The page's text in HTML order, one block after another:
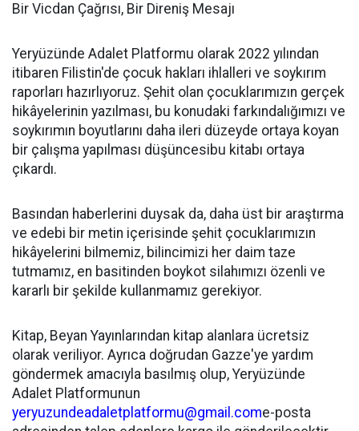
Bir Vicdan Çağrısı, Bir Direniş Mesajı
Yeryüzünde Adalet Platformu olarak 2022 yılından
itibaren Filistin'de çocuk hakları ihlalleri ve soykırım
raporları hazırlıyoruz. Şehit olan çocuklarımızın gerçek
hikâyelerinin yazılması, bu konudaki farkındalığımızı ve
soykırımın boyutlarını daha ileri düzeyde ortaya koyan
bir çalışma yapılması düşüncesibu kitabı ortaya
çıkardı.
Basından haberlerini duysak da, daha üst bir araştırma
ve edebi bir metin içerisinde şehit çocuklarımızın
hikâyelerini bilmemiz, bilincimizi her daim taze
tutmamız, en basitinden boykot silahımızı özenli ve
kararlı bir şekilde kullanmamız gerekiyor.
Kitap, Beyan Yayınlarından kitap alanlara ücretsiz
olarak veriliyor. Ayrıca doğrudan Gazze'ye yardım
göndermek amacıyla basılmış olup, Yeryüzünde
Adalet Platformunun
yeryuzundeadaletplatformu@gmail.come-posta